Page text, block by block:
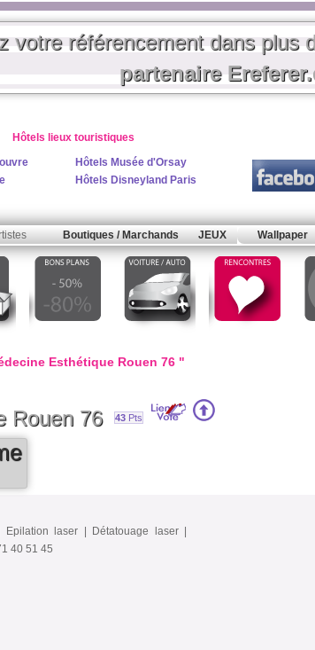
votre référencement dans plus
partenaire
Hôtels lieux touristiques
Hôtels Musée d'Orsay
Hôtels Disneyland Paris
Boutiques / Marchands JEUX Wallpaper
Esthétique Rouen 76 "
Rouen 76 43 Pts
laser | Détatouage laser |
40 51 45